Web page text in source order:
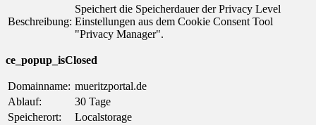
Beschreibung:
Speichert die Speicherdauer der Privacy Level
Einstellungen aus dem Cookie Consent Tool
"Privacy Manager".
ce_popup_isClosed
Domainname: mueritzportal.de
Ablauf:
30 Tage
Speicherort:
Localstorage